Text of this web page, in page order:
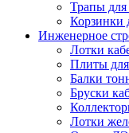
Трапы
Корзинки
Инженерное
Лотки
Плиты
Балки
Бруски
Лотки